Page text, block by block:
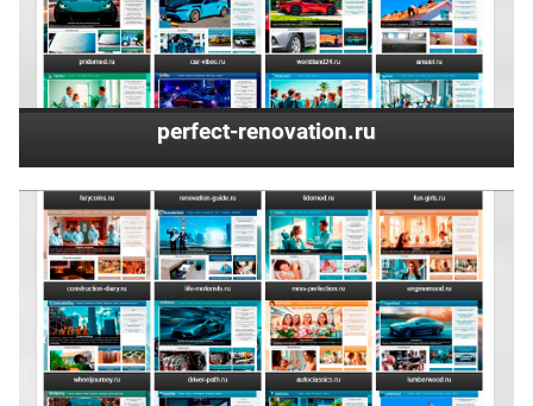
perfect-renovation.ru